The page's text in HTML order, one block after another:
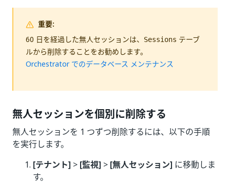
重要:
60 日を経過した無人セッションは、
Sessions テーブ
ルから削除することをお勧めします。
Orchestrator でのデータベース メンテナンス
無人セッションを個別に削除する
無人セッションを 1 つずつ削除するには、以下の手順
を実行します。
[テナント] > [監視] > [無人セッション] に移動しま
す。